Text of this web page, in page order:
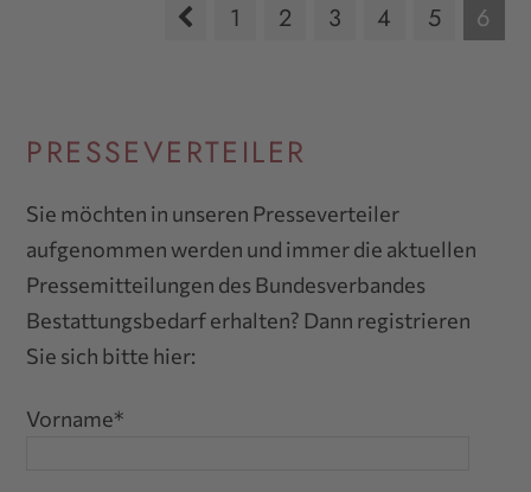
1 2 3 4 5 6
PRESSEVERTEILER
Sie möchten in unseren Presseverteiler
aufgenommen werden und immer die aktuellen
Pressemitteilungen des Bundesverbandes
Bestattungsbedarf erhalten? Dann registrieren
Sie sich bitte hier:
Vorname*